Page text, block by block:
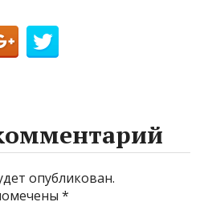
опубликован.
*